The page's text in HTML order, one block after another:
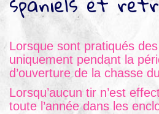
Lorsque sont pratiqués
uniquement pendant la
d’ouverture de la chasse
Lorsqu’aucun tir n’est
toute l’année dans les